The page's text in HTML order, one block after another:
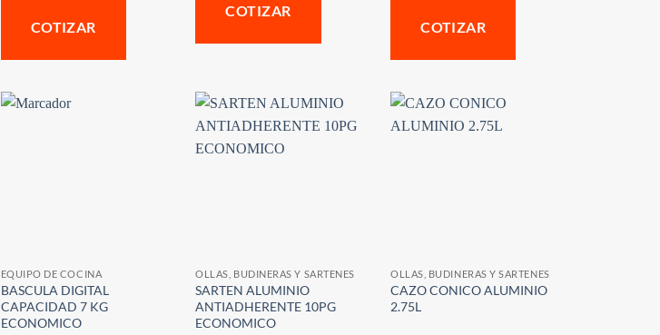
COTIZAR
COTIZAR
COTIZAR
EQUIPO DE COCINA
BASCULA DIGITAL
CAPACIDAD 7 KG
ECONOMICO
OLLAS, BUDINERAS Y SARTENES
SARTEN ALUMINIO
ANTIADHERENTE 10PG
ECONOMICO
OLLAS, BUDINERAS Y SARTENES
CAZO CONICO ALUMINIO
2.75L